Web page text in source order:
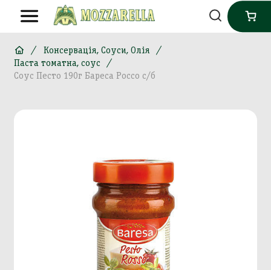
Консервація, Соуси, Олія
Паста томатна, соус
Соус Песто 190г Бареса Россо с/б